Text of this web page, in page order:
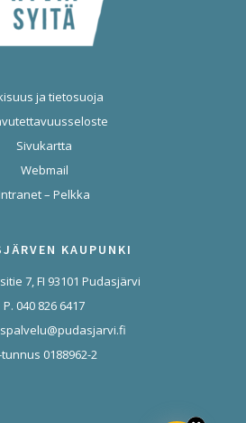
ja tietosuoja
Sivukartta
Webmail
– Pelkka
KAUPUNKI
7, FI 93101 Pudasjärvi
P. 040 826 6417
tunnus 0188962-2